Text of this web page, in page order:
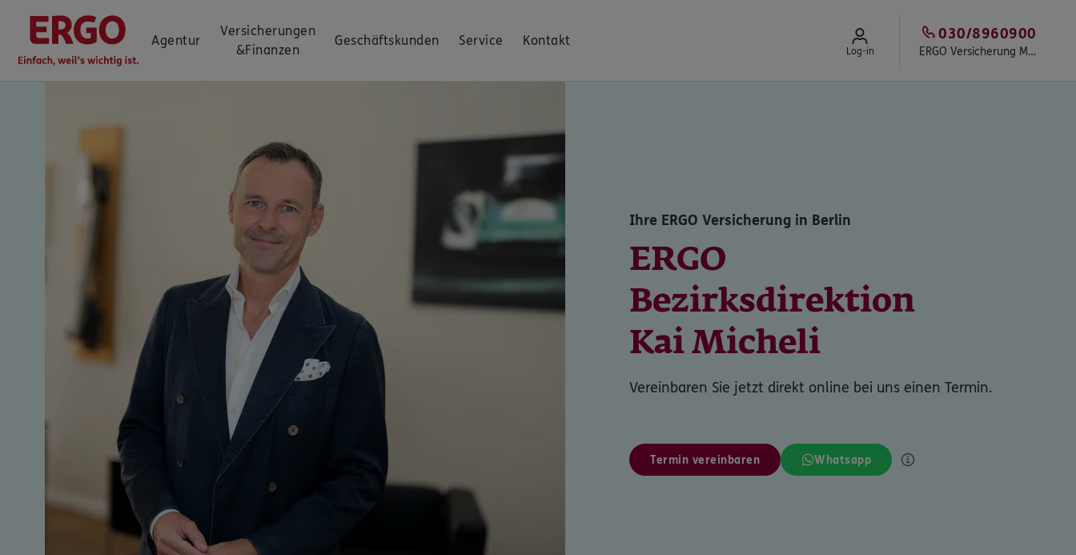
Agentur
Versicherungen
&Finanzen
Geschäftskunden Service Kontakt
Log-in ERGO Versicherung MICHELI Assekuranz Kontor e.K.
030/8960900
Ihre ERGO Versicherung in Berlin
ERGO
Bezirksdirektion
Kai Micheli
Vereinbaren Sie jetzt direkt online bei uns einen Termin.
Termin vereinbaren Whatsapp